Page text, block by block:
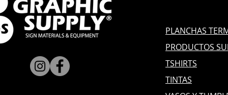
PLANCHAS
PRODUCTOS
TSHIRTS
TINTAS